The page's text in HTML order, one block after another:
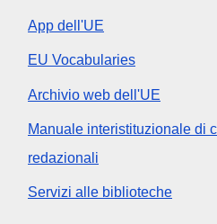
App dell'UE
EU Vocabularies
Archivio web dell'UE
Manuale interistituzionale di
redazionali
Servizi alle biblioteche